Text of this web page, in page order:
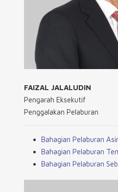
FAIZAL JALALUDIN
Pengarah Eksekutif
Penggalakan Pelaburan
Bahagian Pelaburan
Bahagian Pelaburan
Bahagian Pelaburan